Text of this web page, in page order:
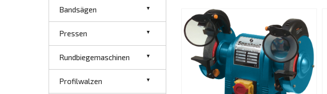
Bandsägen
Pressen
Rundbiegemaschinen
Profilwalzen